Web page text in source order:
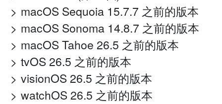
macOS Sequoia 15.7.7 之前的版本
macOS Sonoma 14.8.7 之前的版本
macOS Tahoe 26.5 之前的版本
tvOS 26.5 之前的版本
visionOS 26.5 之前的版本
watchOS 26.5 之前的版本